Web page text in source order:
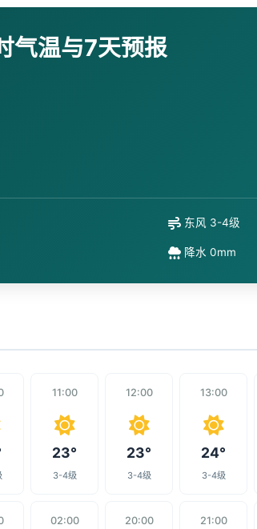
气温与7天预报
东风 3-4级
降水 0mm
11:00
23°
3-4级
12:00
23°
3-4级
13:00
24°
3-4级
02:00 20:00 21:00